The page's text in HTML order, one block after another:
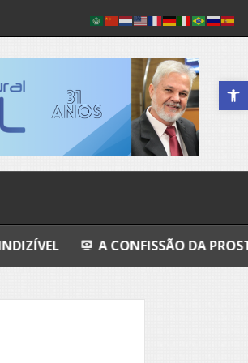
Abrir a
A CONFISSÃO DA PROSTITUTA I